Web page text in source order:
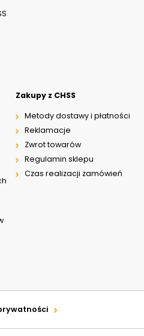
Zakupy z CHSS
Metody dostawy i płatności
Reklamacje
Zwrot towarów
Regulamin sklepu
Czas realizacji zamówień